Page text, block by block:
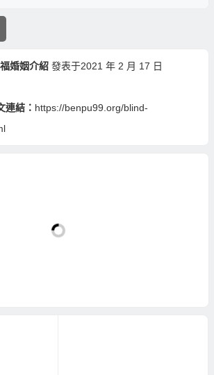
婚姻介紹 發表于2021 年 2 月 17 日
連結： https://benpu99.org/blind-